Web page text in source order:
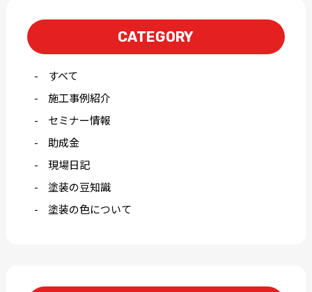
CATEGORY
すべて
施工事例紹介
セミナー情報
助成金
現場日記
塗装の豆知識
塗装の色について